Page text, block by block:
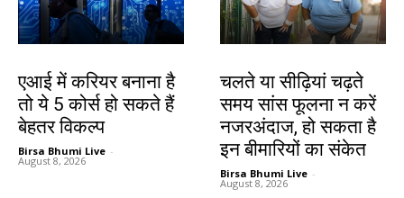
एआई में करियर बनाना है
तो ये 5 कोर्स हो सकते हैं
बेहतर विकल्प
Birsa Bhumi Live -
August 8, 2026
चलते या सीढ़ियां चढ़ते
समय सांस फूलना न करें
नजरअंदाज, हो सकता है
इन बीमारियों का संकेत
Birsa Bhumi Live -
August 8, 2026